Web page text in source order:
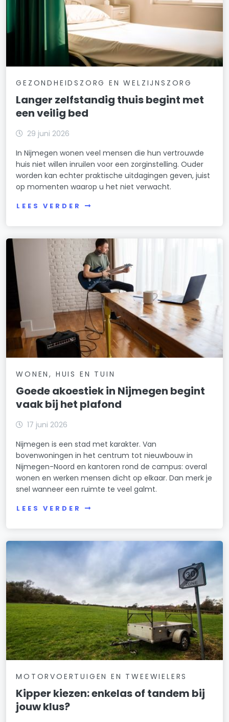
GEZONDHEIDSZORG EN WELZIJNSZORG
Langer zelfstandig thuis begint met
een veilig bed
29 juni 2026
In Nijmegen wonen veel mensen die hun vertrouwde
huis niet willen inruilen voor een zorginstelling. Ouder
worden kan echter praktische uitdagingen geven, juist
op momenten waarop u het niet verwacht.
LEES VERDER
WONEN, HUIS EN TUIN
Goede akoestiek in Nijmegen begint
vaak bij het plafond
17 juni 2026
Nijmegen is een stad met karakter. Van
bovenwoningen in het centrum tot nieuwbouw in
Nijmegen-Noord en kantoren rond de campus: overal
wonen en werken mensen dicht op elkaar. Dan merk je
snel wanneer een ruimte te veel galmt.
LEES VERDER
MOTORVOERTUIGEN EN TWEEWIELERS
Kipper kiezen: enkelas of tandem bij
jouw klus?